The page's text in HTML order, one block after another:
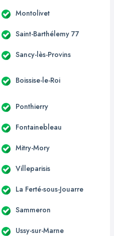
Montolivet
Saint-Barthélemy 77
Sancy-lès-Provins
Boissise-le-Roi
Ponthierry
Fontainebleau
Mitry-Mory
Villeparisis
La Ferté-sous-Jouarre
Sammeron
Ussy-sur-Marne